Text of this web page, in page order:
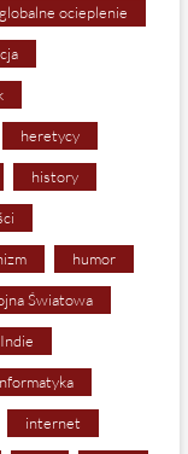
globalne ocieplenie
heretycy
history
humor
Światowa
Indie
internet